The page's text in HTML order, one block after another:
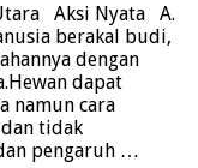
Aksi Nyata A.
berakal budi,
dengan
dapat
namun cara
tidak
pengaruh …